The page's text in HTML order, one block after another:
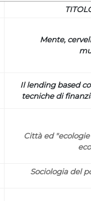
Mente,
Il lending based
tecniche di
Città ed
Sociologia del